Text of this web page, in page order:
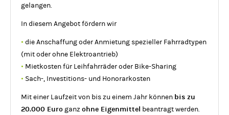
gelangen.
In diesem Angebot fördern wir
• die Anschaffung oder Anmietung spezieller Fahrradtypen
(mit oder ohne Elektroantrieb)
• Mietkosten für Leihfahrräder oder Bike-Sharing
• Sach-, Investitions- und Honorarkosten
Mit einer Laufzeit von bis zu einem Jahr können bis zu
20.000 Euro ganz ohne Eigenmittel beantragt werden.